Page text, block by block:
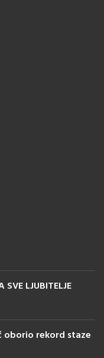
LJUBITELJE
oborio rekord staze